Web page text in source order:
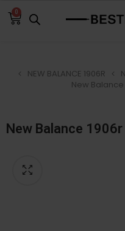
0
NEW BALANCE 1906R
New
New Balance